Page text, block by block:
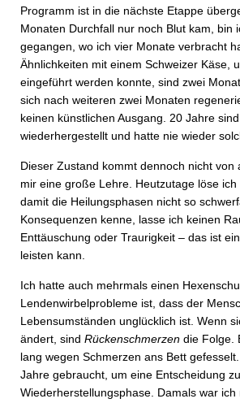
Programm ist in die nächste Etappe
Monaten Durchfall nur noch Blut kam, bin
gegangen, wo ich vier Monate verbracht
Ähnlichkeiten mit einem Schweizer Käse,
eingeführt werden konnte, sind zwei
sich nach weiteren zwei Monaten
keinen künstlichen Ausgang. 20 Jahre
wiederhergestellt und hatte nie wieder
Dieser Zustand kommt dennoch nicht von
mir eine große Lehre. Heutzutage löse ich
damit die Heilungsphasen nicht so
Konsequenzen kenne, lasse ich keinen
Enttäuschung oder Traurigkeit – das ist
leisten kann.
Ich hatte auch mehrmals einen
Lendenwirbelprobleme ist, dass der
Lebensumständen unglücklich ist. Wenn
ändert, sind Rückenschmerzen die Folge.
lang wegen Schmerzen ans Bett
Jahre gebraucht, um eine Entscheidung
Wiederherstellungsphase. Damals war ich